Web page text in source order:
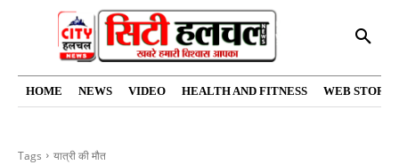
HOME NEWS VIDEO HEALTH AND FITNESS WEB
Tags यात्री की मौत